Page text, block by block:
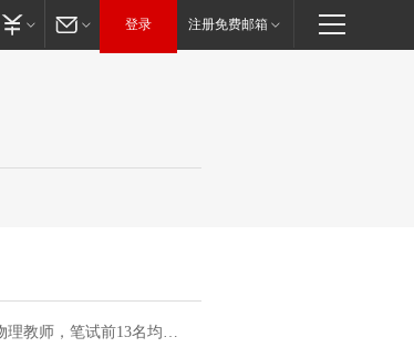
登录 注册免费邮箱
遭淘汰？教育局：已叫停招聘，成立调查组全面核查